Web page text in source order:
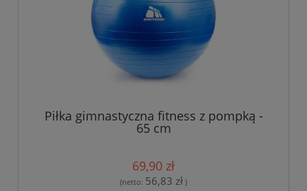
Piłka gimnastyczna fitness z pompką -
65 cm
69,90 zł
(netto: 56,83 zł )